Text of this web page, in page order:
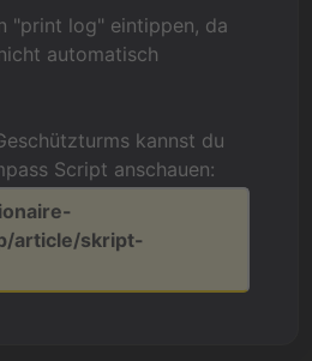
"print log" eintippen, da
automatisch
kannst du
Script anschauen:
article/skript-